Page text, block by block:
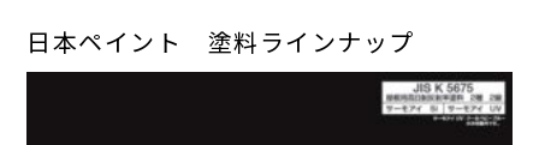
日本ペイント 塗料ラインナップ